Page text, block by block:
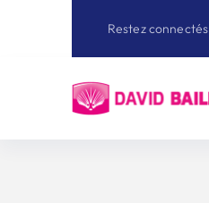
Restez connectés